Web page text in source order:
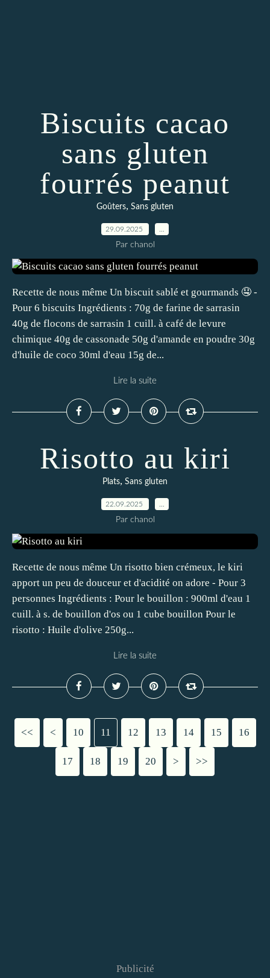
Biscuits cacao
sans gluten
fourrés peanut
Goûters, Sans gluten
29.09.2025
Par chanol
Recette de nous même Un biscuit sablé et gourmands 🤤 -
Pour 6 biscuits Ingrédients : 70g de farine de sarrasin
40g de flocons de sarrasin 1 cuill. à café de levure
chimique 40g de cassonade 50g d'amande en poudre 30g
d'huile de coco 30ml d'eau 15g de...
Lire la suite
Risotto au kiri
Plats, Sans gluten
22.09.2025
Par chanol
Recette de nous même Un risotto bien crémeux, le kiri
apport un peu de douceur et d'acidité on adore - Pour 3
personnes Ingrédients : Pour le bouillon : 900ml d'eau 1
cuill. à s. de bouillon d'os ou 1 cube bouillon Pour le
risotto : Huile d'olive 250g...
Lire la suite
<< < 10 11 12 13 14 15 16
17 18 19 20 30
40
50
60
70
> >>
Publicité